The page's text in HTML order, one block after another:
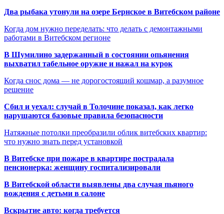
Два рыбака утонули на озере Бернское в Витебском районе
Когда дом нужно переделать: что делать с демонтажными
работами в Витебском регионе
В Шумилино задержанный в состоянии опьянения
выхватил табельное оружие и нажал на курок
Когда снос дома — не дорогостоящий кошмар, а разумное
решение
Сбил и уехал: случай в Толочине показал, как легко
нарушаются базовые правила безопасности
Натяжные потолки преобразили облик витебских квартир:
что нужно знать перед установкой
В Витебске при пожаре в квартире пострадала
пенсионерка: женщину госпитализировали
В Витебской области выявлены два случая пьяного
вождения с детьми в салоне
Вскрытие авто: когда требуется